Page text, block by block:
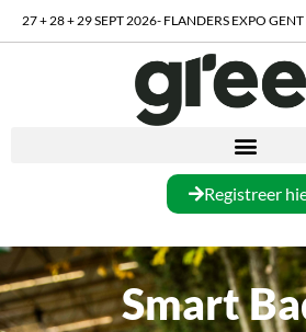
27 + 28 + 29 SEPT 2026- FLANDERS EXPO GENT
Registreer
Smart